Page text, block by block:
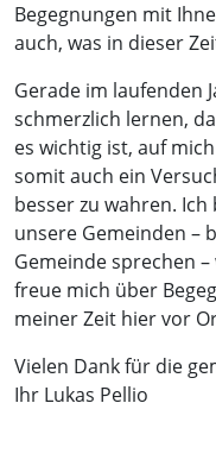
Begegnungen mit
auch, was in dieser
Gerade im laufenden
schmerzlich lernen,
es wichtig ist, auf
somit auch ein
besser zu wahren.
unsere Gemeinden –
Gemeinde sprechen
freue mich über
meiner Zeit hier vor
Vielen Dank für die
Ihr Lukas Pellio